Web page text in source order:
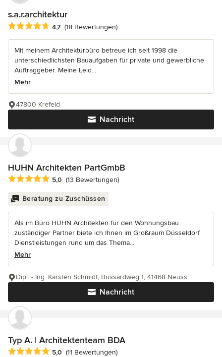
s.a.r.architektur
Durchschnittliche Bewertung: 4.7 von 5 Sternen
4,7 (18 Bewertungen)
Mit meinem Architekturbüro betreue ich seit 1998 die
unterschiedlichsten Bauaufgaben für private und gewerbliche
Auftraggeber. Meine Leid...
Mehr
Nachricht
47800 Krefeld
HUHN Architekten PartGmbB
Durchschnittliche Bewertung: 5 von 5 Sternen
5,0 (13 Bewertungen)
Beratung zu Zuschüssen
Als im Büro HUHN Architekten für den Wohnungsbau
zuständiger Partner biete ich Ihnen im Großraum Düsseldorf
Dienstleistungen rund um das Thema...
Mehr
Nachricht
Dipl. - Ing. Karsten Schmidt, Bussardweg 1, 41468 Neuss
Typ A. | Architektenteam BDA
Durchschnittliche Bewertung: 5 von 5 Sternen
5,0 (11 Bewertungen)